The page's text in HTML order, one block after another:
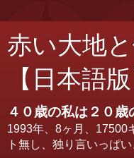
赤い大地
【日本語版
４０歳の私は２０歳
1993年、8ヶ月、17500
ト無し、独り言いっぱ